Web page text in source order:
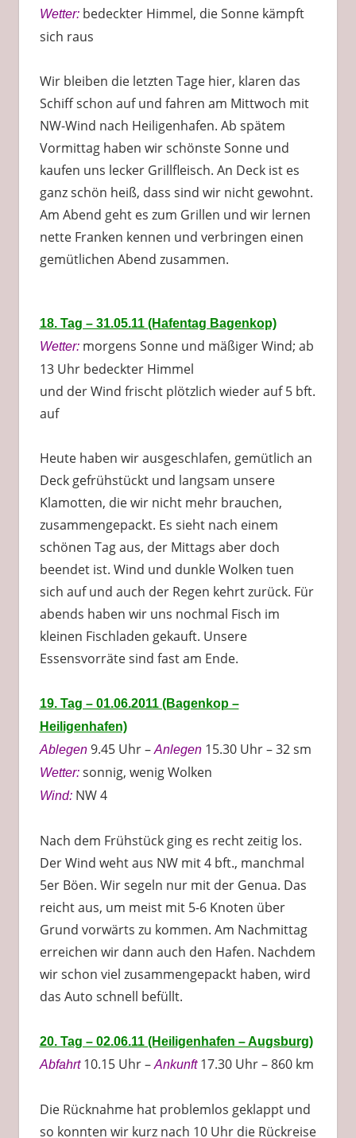
Wetter:bedeckter Himmel, die Sonne kämpft
sich raus
Wir bleiben die letzten Tage hier, klaren das
Schiff schon auf und fahren am Mittwoch mit
NW-Wind nach Heiligenhafen. Ab spätem
Vormittag haben wir schönste Sonne und
kaufen uns lecker Grillfleisch. An Deck ist es
ganz schön heiß, dass sind wir nicht gewohnt.
Am Abend geht es zum Grillen und wir lernen
nette Franken kennen und verbringen einen
gemütlichen Abend zusammen.
18. Tag – 31.05.11 (Hafentag Bagenkop)
Wetter:morgens Sonne und mäßiger Wind; ab
13 Uhr bedeckter Himmel
und der Wind frischt plötzlich wieder auf 5 bft.
auf
Heute haben wir ausgeschlafen, gemütlich an
Deck gefrühstückt und langsam unsere
Klamotten, die wir nicht mehr brauchen,
zusammengepackt. Es sieht nach einem
schönen Tag aus, der Mittags aber doch
beendet ist. Wind und dunkle Wolken tuen
sich auf und auch der Regen kehrt zurück. Für
abends haben wir uns nochmal Fisch im
kleinen Fischladen gekauft. Unsere
Essensvorräte sind fast am Ende.
19. Tag – 01.06.2011 (Bagenkop –
Heiligenhafen)
Ablegen9.45 Uhr –Anlegen15.30 Uhr – 32 sm
Wetter:sonnig, wenig Wolken
Wind:NW 4
Nach dem Frühstück ging es recht zeitig los.
Der Wind weht aus NW mit 4 bft., manchmal
5er Böen. Wir segeln nur mit der Genua. Das
reicht aus, um meist mit 5-6 Knoten über
Grund vorwärts zu kommen. Am Nachmittag
erreichen wir dann auch den Hafen. Nachdem
wir schon viel zusammengepackt haben, wird
das Auto schnell befüllt.
20. Tag – 02.06.11 (Heiligenhafen – Augsburg)
Abfahrt10.15 Uhr –Ankunft17.30 Uhr – 860 km
Die Rücknahme hat problemlos geklappt und
so konnten wir kurz nach 10 Uhr die Rückreise